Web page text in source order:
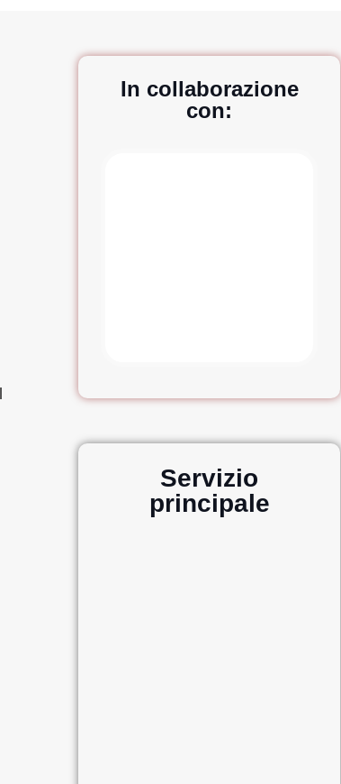
In collaborazione
con:
Servizio
principale